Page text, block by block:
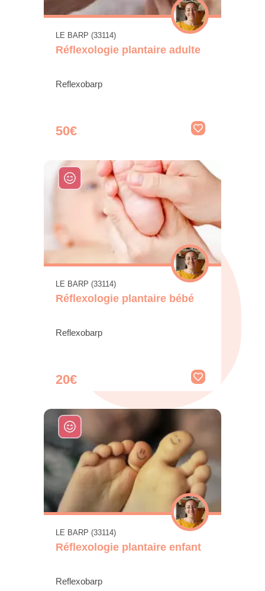
LE BARP (33114)
Réflexologie plantaire adulte
Reflexobarp
50€
LE BARP (33114)
Réflexologie plantaire bébé
Reflexobarp
20€
LE BARP (33114)
Réflexologie plantaire enfant
Reflexobarp